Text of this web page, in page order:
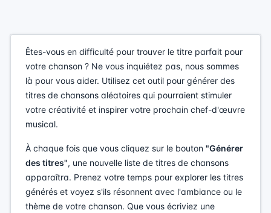
Êtes-vous en difficulté pour trouver le titre parfait pour
votre chanson ? Ne vous inquiétez pas, nous sommes
là pour vous aider. Utilisez cet outil pour générer des
titres de chansons aléatoires qui pourraient stimuler
votre créativité et inspirer votre prochain chef-d'œuvre
musical.
À chaque fois que vous cliquez sur le bouton "Générer
des titres", une nouvelle liste de titres de chansons
apparaîtra. Prenez votre temps pour explorer les titres
générés et voyez s'ils résonnent avec l'ambiance ou le
thème de votre chanson. Que vous écriviez une